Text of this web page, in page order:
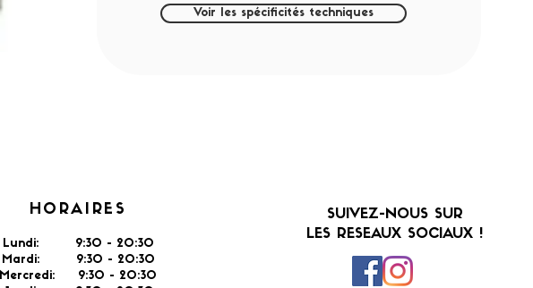
Voir les spécificités techniques
HORAIRES
Lundi: 9:30 - 20:30
Mardi: 9:30 - 20:30
Mercredi: 9:30 - 20:30
SUIVEZ-NOUS SUR
LES RESEAUX SOCIAUX !